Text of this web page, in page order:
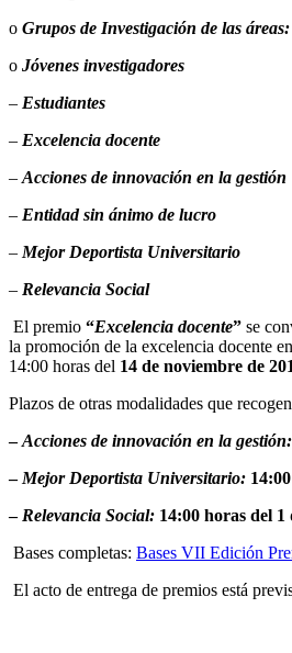
o Grupos de Investigación de las
o Jóvenes investigadores
– Estudiantes
– Excelencia docente
– Acciones de innovación en la gestión
– Entidad sin ánimo de lucro
– Mejor Deportista Universitario
– Relevancia Social
El premio “Excelencia docente” se
la promoción de la excelencia docente
14:00 horas del 14 de noviembre de
Plazos de otras modalidades que
–Acciones de innovación en la gestión:
– Mejor Deportista Universitario:
– Relevancia Social: 14:00 horas del
Bases completas: Bases VII Edición
El acto de entrega de premios está